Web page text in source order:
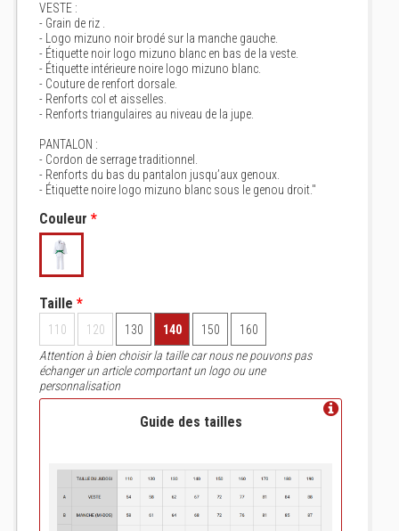
VESTE :
- Grain de riz .
- Logo mizuno noir brodé sur la manche gauche.
- Étiquette noir logo mizuno blanc en bas de la veste.
- Étiquette intérieure noire logo mizuno blanc.
- Couture de renfort dorsale.
- Renforts col et aisselles.
- Renforts triangulaires au niveau de la jupe.
PANTALON :
- Cordon de serrage traditionnel.
- Renforts du bas du pantalon jusqu’aux genoux.
- Étiquette noire logo mizuno blanc sous le genou droit."
Couleur *
Taille *
110 120 130 140 150
160
Attention à bien choisir la taille car nous ne pouvons pas
échanger un article comportant un logo ou une
personnalisation
Guide des tailles